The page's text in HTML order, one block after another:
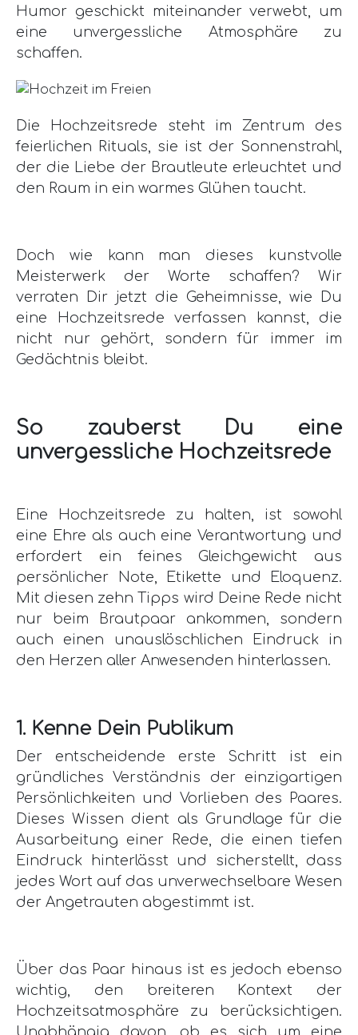
Humor geschickt miteinander verwebt, um
eine unvergessliche Atmosphäre zu
schaffen.
Die Hochzeitsrede steht im Zentrum des
feierlichen Rituals, sie ist der Sonnenstrahl,
der die Liebe der Brautleute erleuchtet und
den Raum in ein warmes Glühen taucht.
Doch wie kann man dieses kunstvolle
Meisterwerk der Worte schaffen? Wir
verraten Dir jetzt die Geheimnisse, wie Du
eine Hochzeitsrede verfassen kannst, die
nicht nur gehört, sondern für immer im
Gedächtnis bleibt.
So zauberst Du eine
unvergessliche Hochzeitsrede
Eine Hochzeitsrede zu halten, ist sowohl
eine Ehre als auch eine Verantwortung und
erfordert ein feines Gleichgewicht aus
persönlicher Note, Etikette und Eloquenz.
Mit diesen zehn Tipps wird Deine Rede nicht
nur beim Brautpaar ankommen, sondern
auch einen unauslöschlichen Eindruck in
den Herzen aller Anwesenden hinterlassen.
1. Kenne Dein Publikum
Der entscheidende erste Schritt ist ein
gründliches Verständnis der einzigartigen
Persönlichkeiten und Vorlieben des Paares.
Dieses Wissen dient als Grundlage für die
Ausarbeitung einer Rede, die einen tiefen
Eindruck hinterlässt und sicherstellt, dass
jedes Wort auf das unverwechselbare Wesen
der Angetrauten abgestimmt ist.
Über das Paar hinaus ist es jedoch ebenso
wichtig, den breiteren Kontext der
Hochzeitsatmosphäre zu berücksichtigen.
Unabhängig davon, ob es sich um eine